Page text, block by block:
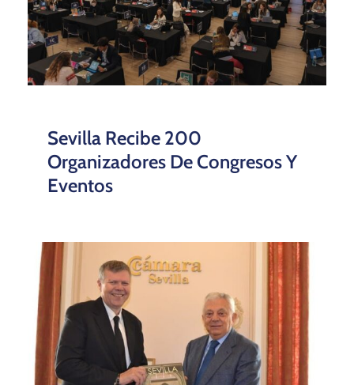
El Nuevo Consejero Delegado
De Cobre Las Cruces, Iain
Anderson Visita La Sede
Comercio De Sevilla